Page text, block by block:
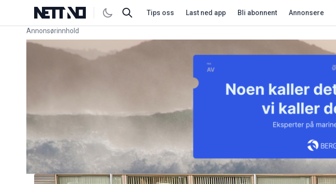
Tips oss Last ned app Bli abonnent Annonsere
Annonsørinnhold
Link for annonse